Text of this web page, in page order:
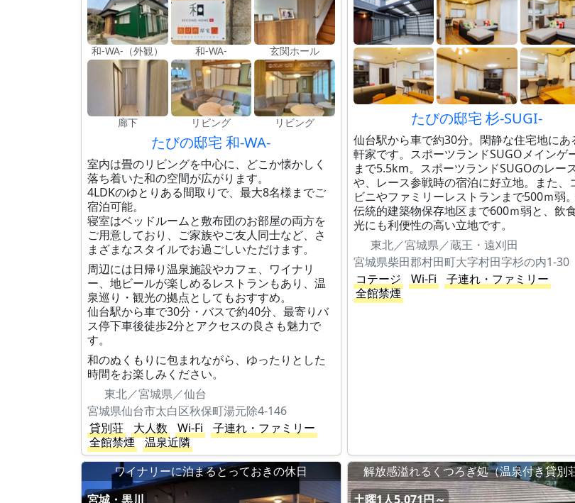
和-WA-（外観） 和-WA- 玄関ホール
廊下 リビング リビング
たびの邸宅 和-WA-
室内は畳のリビングを中心に、どこか懐かしく
落ち着いた和の空間が広がります。
4LDKのゆとりある間取りで、最大8名様までご
宿泊可能。
寝室はベッドルームと敷布団のお部屋の両方を
ご用意しており、ご家族やご友人同士など、さ
まざまなスタイルでお過ごしいただけます。
周辺には日帰り温泉施設やカフェ、ワイナリ
ー、地ビールが楽しめるレストランもあり、温
泉巡り・観光の拠点としてもおすすめ。
仙台駅から車で30分・バスで約40分、最寄りバ
ス停下車後徒歩2分とアクセスの良さも魅力で
す。
和のぬくもりに包まれながら、ゆったりとした
時間をお楽しみください。
東北／宮城県／仙台
宮城県仙台市太白区秋保町湯元除4-146
貸別荘
大人数 Wi-Fi
子連れ・ファミリー
全館禁煙
温泉近隣
たびの邸宅 杉-SUGI-
仙台駅から車で約30分。閑静な住宅地にあ
軒家です。スポーツランドSUGOメインゲ
まで5.5km。スポーツランドSUGOのレー
や、レース参戦時の宿泊に好立地。また、
ビニやファミリーレストランまで500ｍ弱
伝統的建築物保存地区まで600ｍ弱と、飲
光にも利便性の高い立地です。
東北／宮城県／蔵王・遠刈田
宮城県柴田郡村田町大字村田字杉の内1-30
コテージ
Wi-Fi
子連れ・ファミリー
全館禁煙
ワイナリーに泊まるとっておきの休日
宮城・黒川
解放感溢れるくつろぎ処（温泉付き貸別
土曜1人5,071円～